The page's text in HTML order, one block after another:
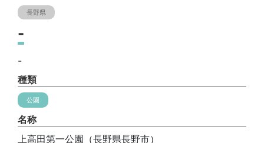
長野県
-
-
種類
公園
名称
上高田第一公園（長野県長野市）